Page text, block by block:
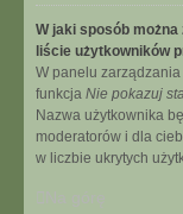
W jaki sposób
liście użytkowników
W panelu
funkcja Nie pokazuj
Nazwa użytkownika
moderatorów i dla
w liczbie ukrytych